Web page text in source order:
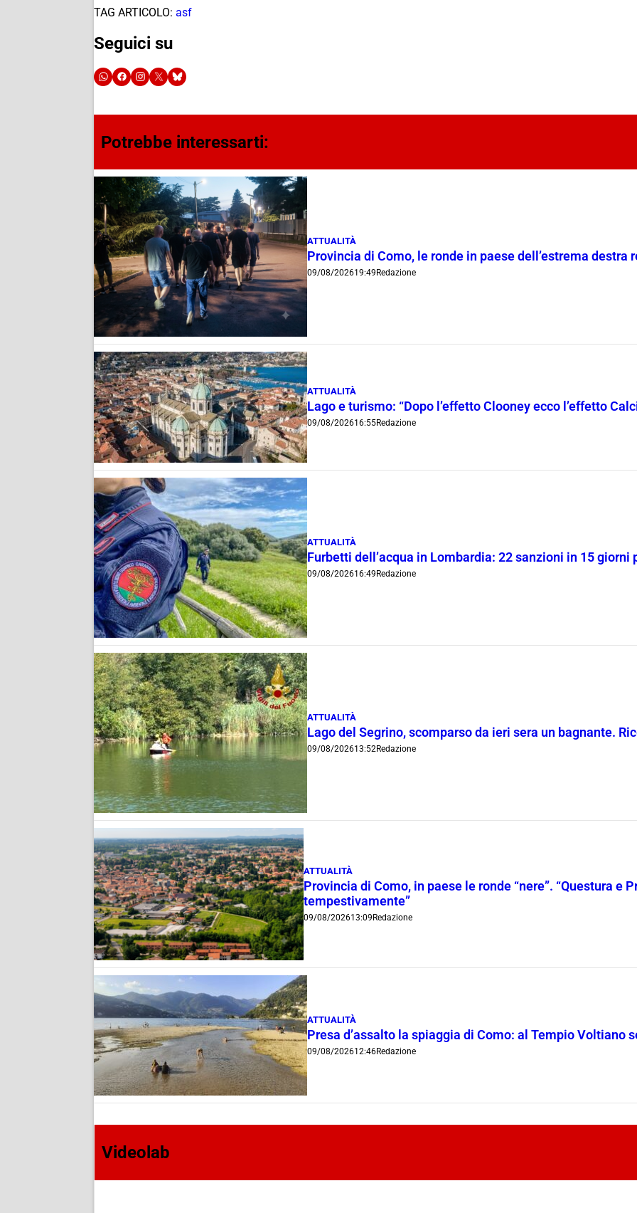
TAG ARTICOLO: asf
Seguici su
Potrebbe interessarti:
ATTUALITÀ
Provincia di Como, le ronde in paese dell’estrema destra
09/08/202619:49 Redazione
ATTUALITÀ
Lago e turismo: “Dopo l’effetto Clooney ecco l’effetto
09/08/202616:55Redazione
ATTUALITÀ
Furbetti dell’acqua in Lombardia: 22 sanzioni in 15 giorni
09/08/202616:49 Redazione
ATTUALITÀ
Lago del Segrino, scomparso da ieri sera un bagnante.
09/08/202613:52Redazione
ATTUALITÀ
Provincia di Como, in paese le ronde “nere”. “Questura e
tempestivamente”
09/08/202613:09Redazione
ATTUALITÀ
Presa d’assalto la spiaggia di Como: al Tempio Voltiano
09/08/202612:46Redazione
Videolab